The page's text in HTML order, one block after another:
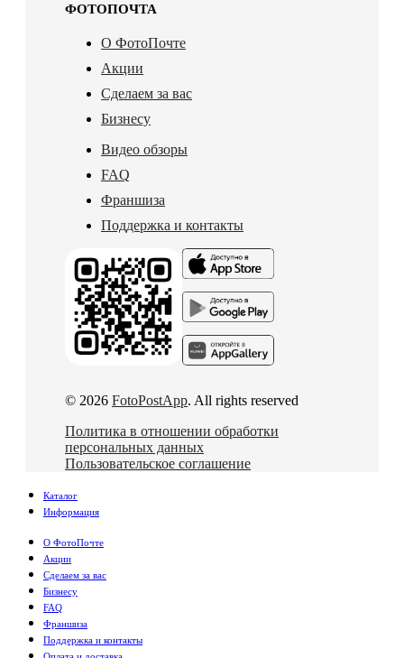
ФОТОПОЧТА
О ФотоПочте
Акции
Сделаем за вас
Бизнесу
Видео обзоры
FAQ
Франшиза
Поддержка и контакты
© 2026 FotoPostApp. All rights reserved
Политика в отношении обработки
персональных данных
Пользовательское соглашение
Каталог
Информация
О ФотоПочте
Акции
Сделаем за вас
Бизнесу
FAQ
Франшиза
Поддержка и контакты
Оплата и доставка